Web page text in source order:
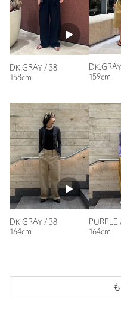
DK.GRAY / 38
158cm
159cm
DK.GRAY / 38
164cm
PURPLE
164cm